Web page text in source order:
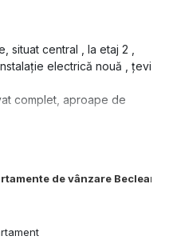
de vânzare Beclean
situat central , la etaj 2 ,
electrică nouă , țevi
complet, aproape de